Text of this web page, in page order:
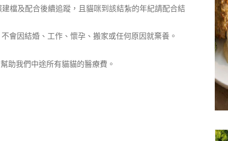
檔及配合後續追蹤，且貓咪到該結紮的年紀請配合結
會因結婚、工作、懷孕、搬家或任何原因就棄養。
助我們中途所有貓貓的醫療費。